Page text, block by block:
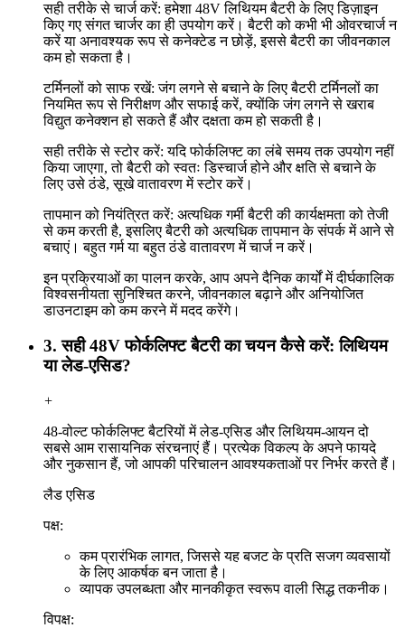
सही तरीके से चार्ज करें: हमेशा 48V लिथियम बैटरी के लिए डिज़ाइन
किए गए संगत चार्जर का ही उपयोग करें। बैटरी को कभी भी ओवरचार्ज न
करें या अनावश्यक रूप से कनेक्टेड न छोड़ें, इससे बैटरी का जीवनकाल
कम हो सकता है।
टर्मिनलों को साफ रखें: जंग लगने से बचाने के लिए बैटरी टर्मिनलों का
नियमित रूप से निरीक्षण और सफाई करें, क्योंकि जंग लगने से खराब
विद्युत कनेक्शन हो सकते हैं और दक्षता कम हो सकती है।
सही तरीके से स्टोर करें: यदि फोर्कलिफ्ट का लंबे समय तक उपयोग नहीं
किया जाएगा, तो बैटरी को स्वतः डिस्चार्ज होने और क्षति से बचाने के
लिए उसे ठंडे, सूखे वातावरण में स्टोर करें।
तापमान को नियंत्रित करें: अत्यधिक गर्मी बैटरी की कार्यक्षमता को तेजी
से कम करती है, इसलिए बैटरी को अत्यधिक तापमान के संपर्क में आने से
बचाएं। बहुत गर्म या बहुत ठंडे वातावरण में चार्ज न करें।
इन प्रक्रियाओं का पालन करके, आप अपने दैनिक कार्यों में दीर्घकालिक
विश्वसनीयता सुनिश्चित करने, जीवनकाल बढ़ाने और अनियोजित
डाउनटाइम को कम करने में मदद करेंगे।
3. सही 48V फोर्कलिफ्ट बैटरी का चयन कैसे करें: लिथियम
या लेड-एसिड?
+
48-वोल्ट फोर्कलिफ्ट बैटरियों में लेड-एसिड और लिथियम-आयन दो
सबसे आम रासायनिक संरचनाएं हैं। प्रत्येक विकल्प के अपने फायदे
और नुकसान हैं, जो आपकी परिचालन आवश्यकताओं पर निर्भर करते हैं।
लैड एसिड
पक्ष:
कम प्रारंभिक लागत, जिससे यह बजट के प्रति सजग व्यवसायों
के लिए आकर्षक बन जाता है।
व्यापक उपलब्धता और मानकीकृत स्वरूप वाली सिद्ध तकनीक।
विपक्ष: